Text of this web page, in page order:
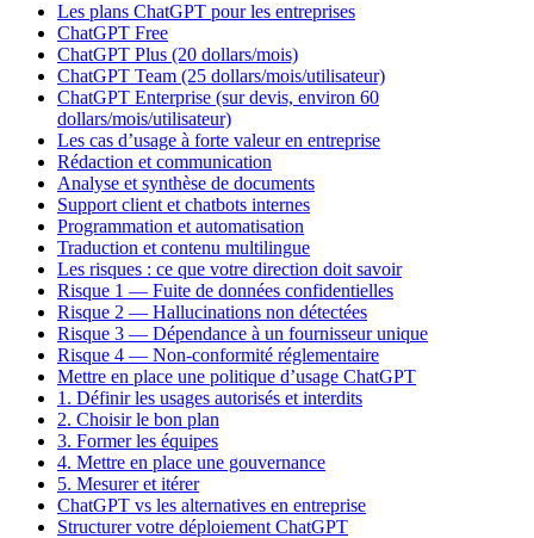
Les plans ChatGPT pour les entreprises
ChatGPT Free
ChatGPT Plus (20 dollars/mois)
ChatGPT Team (25 dollars/mois/utilisateur)
ChatGPT Enterprise (sur devis, environ 60
dollars/mois/utilisateur)
Les cas d’usage à forte valeur en entreprise
Rédaction et communication
Analyse et synthèse de documents
Support client et chatbots internes
Programmation et automatisation
Traduction et contenu multilingue
Les risques : ce que votre direction doit savoir
Risque 1 — Fuite de données confidentielles
Risque 2 — Hallucinations non détectées
Risque 3 — Dépendance à un fournisseur unique
Risque 4 — Non-conformité réglementaire
Mettre en place une politique d’usage ChatGPT
1. Définir les usages autorisés et interdits
2. Choisir le bon plan
3. Former les équipes
4. Mettre en place une gouvernance
5. Mesurer et itérer
ChatGPT vs les alternatives en entreprise
Structurer votre déploiement ChatGPT